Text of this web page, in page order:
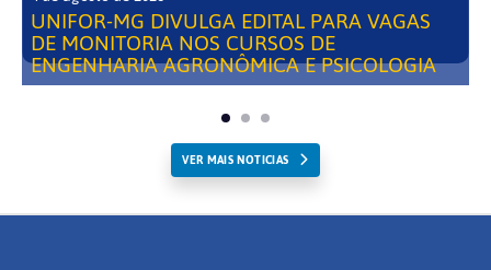
UNIFOR-MG DIVULGA EDITAL PARA VAGAS
DE MONITORIA NOS CURSOS DE
ENGENHARIA AGRONÔMICA E PSICOLOGIA
VER MAIS NOTICIAS